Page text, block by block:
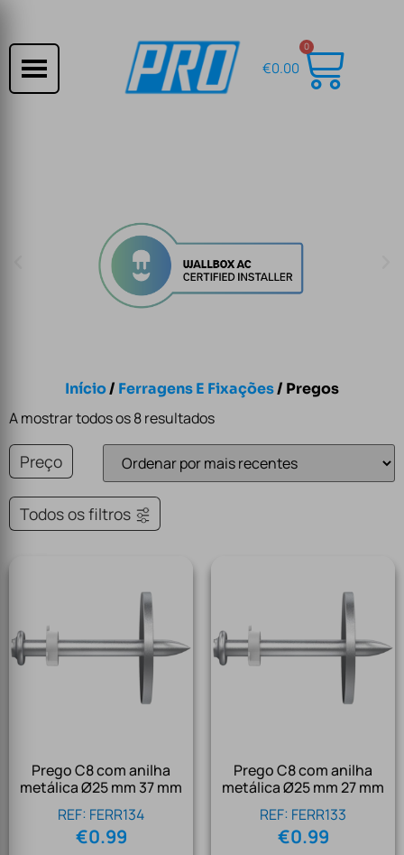
€0.00
0
Início/ Ferragens E Fixações/ Pregos
A mostrar todos os 8 resultados
Preço
Todos os filtros
Prego C8 com anilha
metálica Ø25 mm 37 mm
REF: FERR134
€0.99
Prego C8 com anilha
metálica Ø25 mm 27 mm
REF: FERR133
€0.99